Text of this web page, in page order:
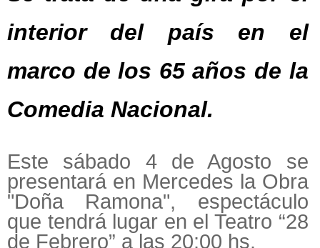
interior del país en el
marco de los 65 años de la
Comedia Nacional.
Este sábado 4 de Agosto se
presentará en Mercedes la Obra
"Doña Ramona", espectáculo
que tendrá lugar en el Teatro “28
de Febrero” a las 20:00 hs.